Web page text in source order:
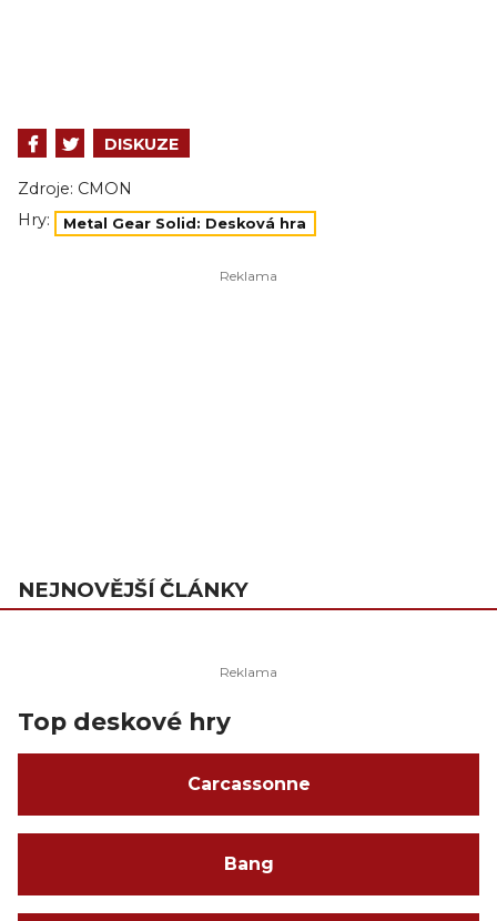
DISKUZE
Zdroje: CMON
Hry:
Metal Gear Solid: Desková hra
NEJNOVĚJŠÍ ČLÁNKY
Top deskové hry
Carcassonne
Bang